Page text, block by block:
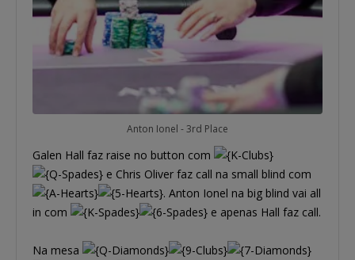
Anton Ionel - 3rd Place
Galen Hall faz raise no button com
e Chris Oliver faz call na small blind com
. Anton Ionel na big blind vai all
in com
e apenas Hall faz call.
Na mesa